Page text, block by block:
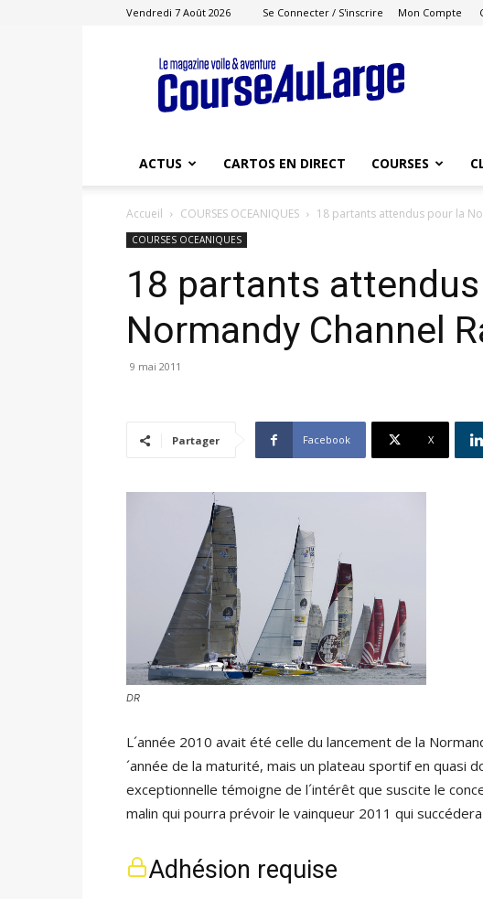
Vendredi 7 Août 2026 Se Connecter / S'inscrire Mon Compte
Course
au
Large
ACTUS CARTOS EN DIRECT COURSES
Accueil COURSES OCEANIQUES 18 partants attendus pour la
COURSES OCEANIQUES
18 partants
Normandy Channel
9 mai 2011
Partager Facebook X
DR
L´année 2010 avait été celle du lancement de la
´année de la maturité, mais un plateau sportif en quasi
exceptionnelle témoigne de l´intérêt que suscite le
malin qui pourra prévoir le vainqueur 2011 qui
Adhésion requise